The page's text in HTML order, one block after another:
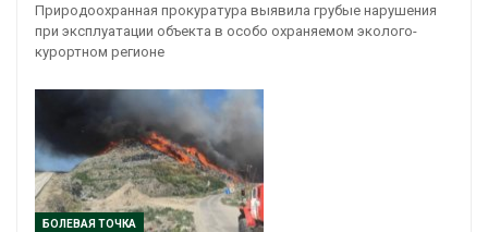
Природоохранная прокуратура выявила грубые нарушения
при эксплуатации объекта в особо охраняемом эколого-
курортном регионе
БОЛЕВАЯ ТОЧКА